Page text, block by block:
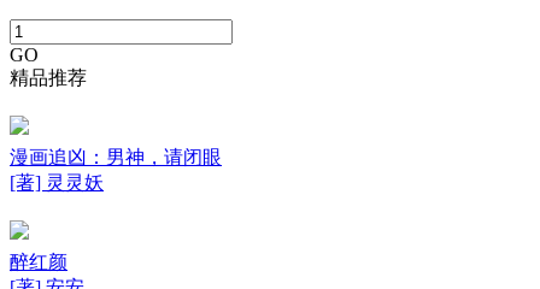
GO
精品推荐
漫画追凶：男神，请闭眼
[著] 灵灵妖
醉红颜